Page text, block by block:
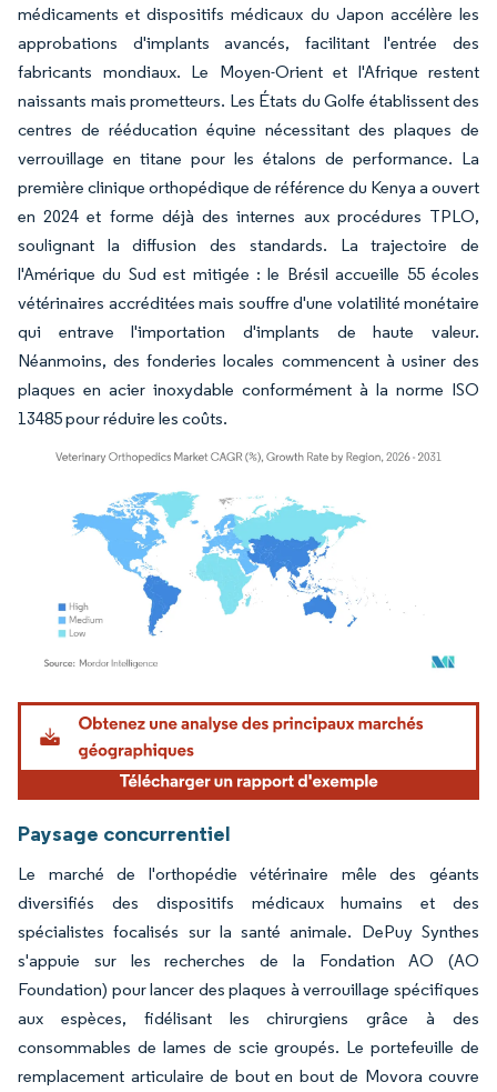
médicaments et dispositifs médicaux du Japon accélère les
approbations d'implants avancés, facilitant l'entrée des
fabricants mondiaux. Le Moyen-Orient et l'Afrique restent
naissants mais prometteurs. Les États du Golfe établissent des
centres de rééducation équine nécessitant des plaques de
verrouillage en titane pour les étalons de performance. La
première clinique orthopédique de référence du Kenya a ouvert
en 2024 et forme déjà des internes aux procédures TPLO,
soulignant la diffusion des standards. La trajectoire de
l'Amérique du Sud est mitigée : le Brésil accueille 55 écoles
vétérinaires accréditées mais souffre d'une volatilité monétaire
qui entrave l'importation d'implants de haute valeur.
Néanmoins, des fonderies locales commencent à usiner des
plaques en acier inoxydable conformément à la norme ISO
13485 pour réduire les coûts.
Image © Mordor Intelligence. La réutilisation nécessite une attribution sous CC BY
Paysage concurrentiel
Le marché de l'orthopédie vétérinaire mêle des géants
diversifiés des dispositifs médicaux humains et des
spécialistes focalisés sur la santé animale. DePuy Synthes
s'appuie sur les recherches de la Fondation AO (AO
Foundation) pour lancer des plaques à verrouillage spécifiques
aux espèces, fidélisant les chirurgiens grâce à des
consommables de lames de scie groupés. Le portefeuille de
remplacement articulaire de bout en bout de Movora couvre